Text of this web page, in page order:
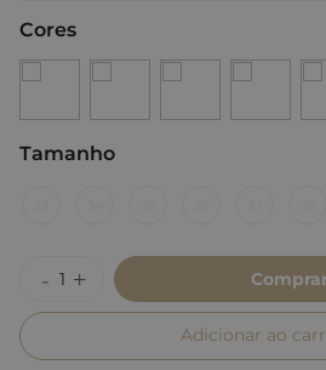
Cores
Tamanho
Adicionar ao